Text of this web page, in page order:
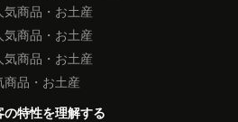
商品・お土産
商品・お土産
商品・お土産
品・お土産
特性を理解する